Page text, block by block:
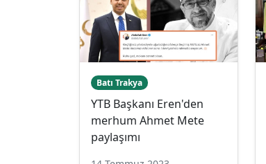
Batı Trakya
YTB Başkanı Eren'den
merhum Ahmet Mete
paylaşımı